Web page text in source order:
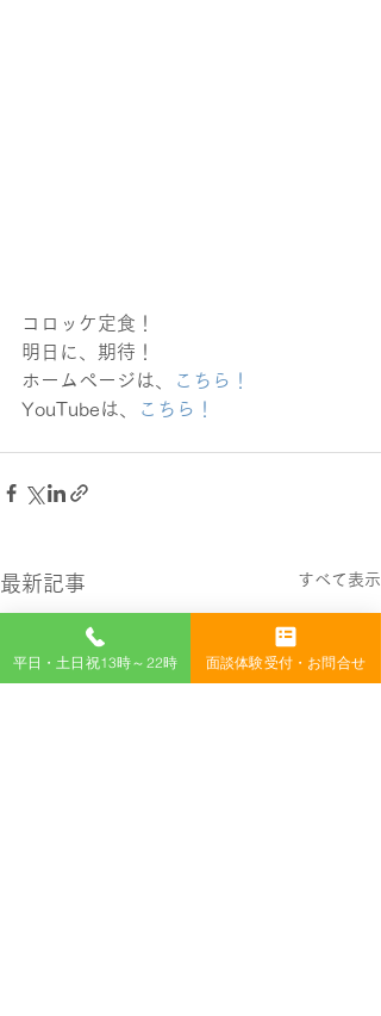
コロッケ定食！
明日に、期待！
ホームページは、
こちら！
YouTubeは、
こちら！
最新記事 すべて表示
平日・土日祝13時～22時 面談体験受付・お問合せ